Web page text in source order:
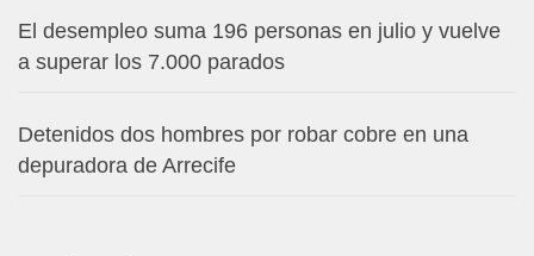
El desempleo suma 196 personas en julio y vuelve
a superar los 7.000 parados
Detenidos dos hombres por robar cobre en una
depuradora de Arrecife